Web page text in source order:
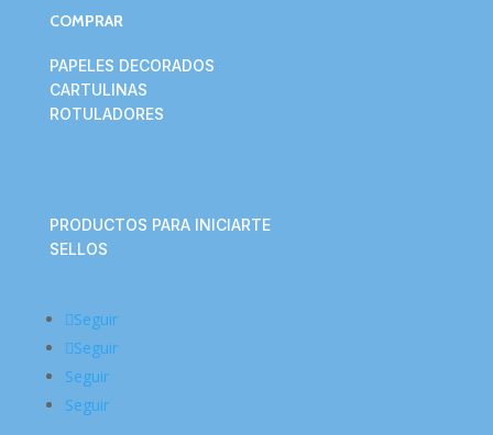
COMPRAR
PAPELES DECORADOS
CARTULINAS
ROTULADORES
PRODUCTOS PARA INICIARTE
SELLOS
Seguir
Seguir
Seguir
Seguir